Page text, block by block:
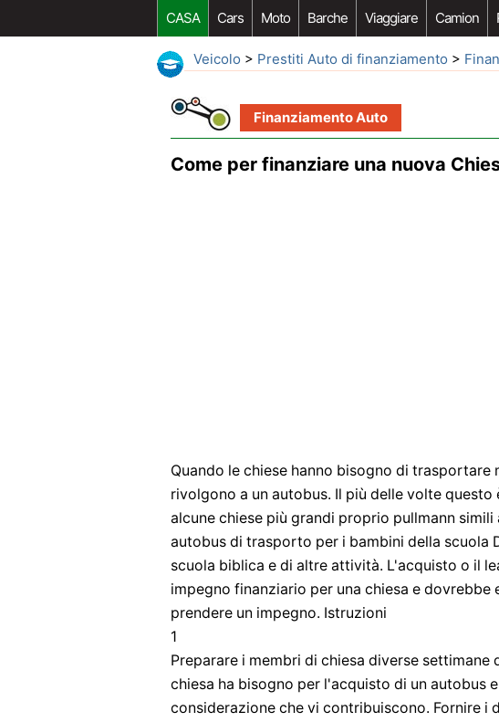
CASA Cars Moto Barche Viaggiare Camion
Veicolo > Prestiti Auto di finanziamento >
Finanziamento Auto
Come per finanziare una nuova
Quando le chiese hanno bisogno di trasportare
rivolgono a un autobus. Il più delle volte
alcune chiese più grandi proprio pullmann simili
autobus di trasporto per i bambini della scuola
scuola biblica e di altre attività. L'acquisto o il
impegno finanziario per una chiesa e
prendere un impegno. Istruzioni
1
Preparare i membri di chiesa diverse
chiesa ha bisogno per l'acquisto di un autobus
considerazione che vi contribuiscono. Fornire i